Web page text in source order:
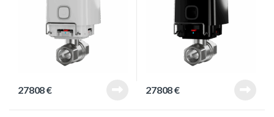
27808€ 27808€